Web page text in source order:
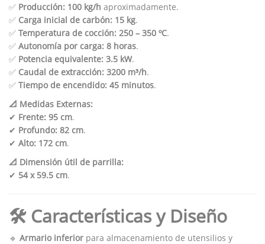
✅ Producción: 100 kg/h aproximadamente.
✅ Carga inicial de carbón: 15 kg.
✅ Temperatura de cocción: 250 – 350 ºC.
✅ Autonomía por carga: 8 horas.
✅ Potencia equivalente: 3.5 kW.
✅ Caudal de extracción: 3200 m³/h.
✅ Tiempo de encendido: 45 minutos.
📐 Medidas Externas:
✔ Frente: 95 cm.
✔ Profundo: 82 cm.
✔ Alto: 172 cm.
📐 Dimensión útil de parrilla:
✔ 54 x 59.5 cm.
🛠️ Características y Diseño
🔹 Armario inferior para almacenamiento de utensilios y